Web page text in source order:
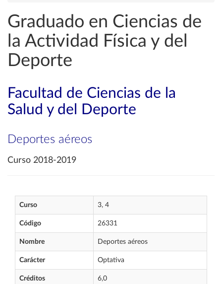
Graduado en Ciencias de
la Actividad Física y del
Deporte
Facultad de Ciencias de la
Salud y del Deporte
Deportes aéreos
Curso 2018-2019
Curso 3, 4
Código 26331
Nombre Deportes aéreos
Carácter Optativa
Créditos 6,0